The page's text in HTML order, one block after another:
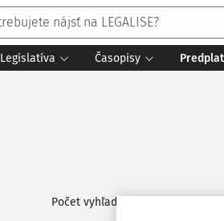
Legislatíva Časopisy
Počet vyhľadaných dokumentov: